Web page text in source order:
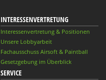
INTERESSENVERTRETUNG
Interessenvertretung & Positionen
Unsere Lobbyarbeit
Fachausschuss Airsoft & Paintball
Gesetzgebung im Überblick
SERVICE